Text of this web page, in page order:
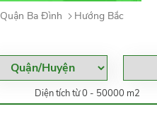
Quận Ba Đình Hướng Bắc
Diện tích từ 0 - 50000 m2